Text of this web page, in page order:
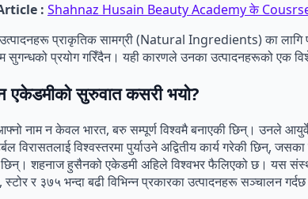
: Shahnaz Husain Beauty Academy के
प्राकृतिक सामग्री (Natural Ingredients) का लागि
सुगन्धको प्रयोग गरिँदैन। यही कारणले उनका उत्पादनहरूको एक
सुरुवात कसरी भयो?
नाम न केवल भारत, बरु सम्पूर्ण विश्वमै बनाएकी छिन्। उनले
विरासतलाई विश्वस्तरमा पुर्याउने अद्वितीय कार्य गरेकी छिन्,
छिन्। शहनाज हुसैनको एकेडमी अहिले विश्वभर फैलिएको छ। यस
स्टोर र ३७५ भन्दा बढी विभिन्न प्रकारका उत्पादनहरू सञ्चालन